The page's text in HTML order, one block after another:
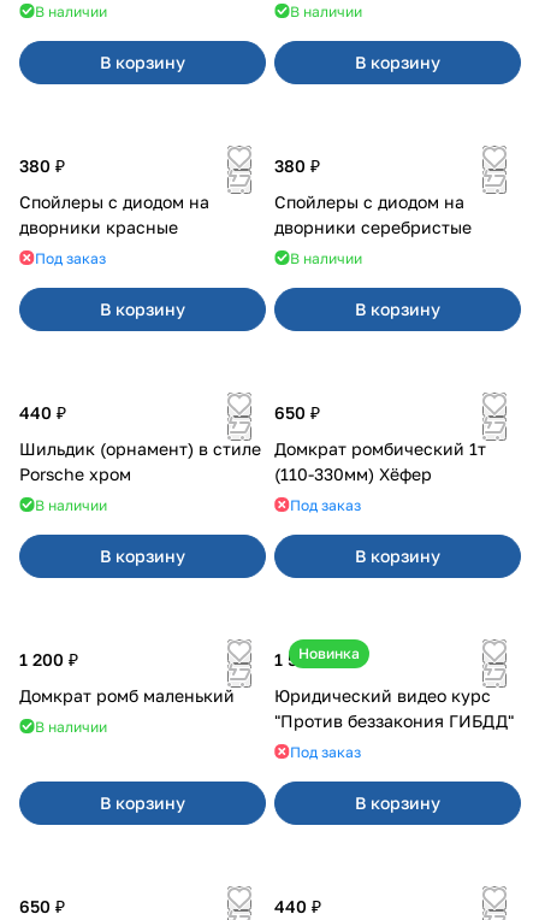
В наличии
В корзину
В наличии
В корзину
380 ₽
Спойлеры с диодом на
дворники красные
Под заказ
В корзину
380 ₽
Спойлеры с диодом на
дворники серебристые
В наличии
В корзину
440 ₽
Шильдик (орнамент) в стиле
Porsche хром
В наличии
В корзину
650 ₽
Домкрат ромбический 1т
(110-330мм) Хёфер
Под заказ
В корзину
1 200 ₽
Домкрат ромб маленький
В наличии
В корзину
Новинка
1 500 ₽
Юридический видео курс
"Против беззакония ГИБДД"
Под заказ
В корзину
650 ₽
440 ₽